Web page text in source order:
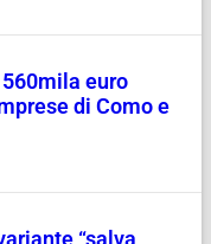
euro
di Como e